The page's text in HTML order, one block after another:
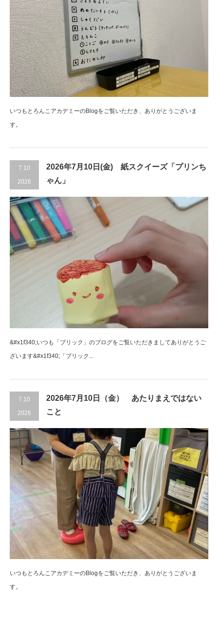
いつもとろんこアカデミーのBlogをご覧いただき、ありがとうございま
す。
7.10
2026
2026年7月10日(金) 紙スクイーズ「プリンち
ゃん」
&#x1f340;いつも「ブリック」のブログをご覧いただきましてありがとうご
ざいます&#x1f340;「ブリック...
7.10
2026
2026年7月10日（金） あたりまえではない
こと
いつもとろんこアカデミーのBlogをご覧いただき、ありがとうございま
す。